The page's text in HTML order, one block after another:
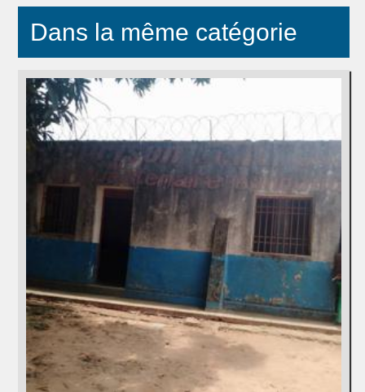
Dans la même catégorie